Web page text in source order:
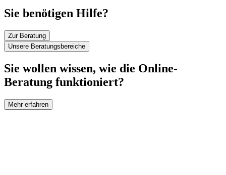
Sie benötigen Hilfe?
Zur Beratung
Unsere Beratungsbereiche
Sie wollen wissen, wie die Online-
Beratung funktioniert?
Mehr erfahren